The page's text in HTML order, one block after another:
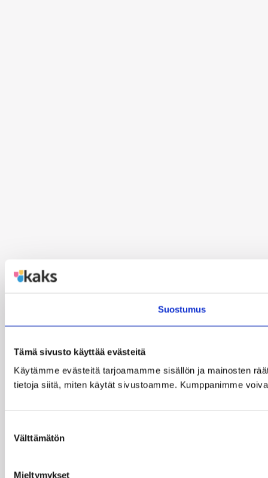
Suostumus
Tämä sivusto käyttää evästeitä
Käytämme evästeitä tarjoamamme sisällön ja mainosten
tietoja siitä, miten käytät sivustoamme. Kumppanimme
valinta
Välttämätön
Mieltymykset